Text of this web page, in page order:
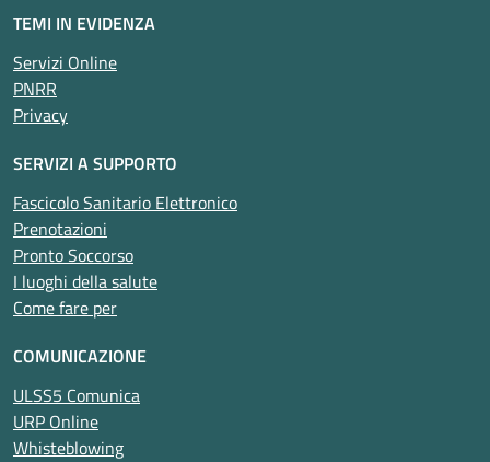
TEMI IN EVIDENZA
Servizi Online
PNRR
Privacy
SERVIZI A SUPPORTO
Fascicolo Sanitario Elettronico
Prenotazioni
Pronto Soccorso
I luoghi della salute
Come fare per
COMUNICAZIONE
ULSS5 Comunica
URP Online
Whisteblowing